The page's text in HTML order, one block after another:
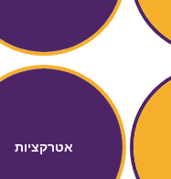
אטרקציות